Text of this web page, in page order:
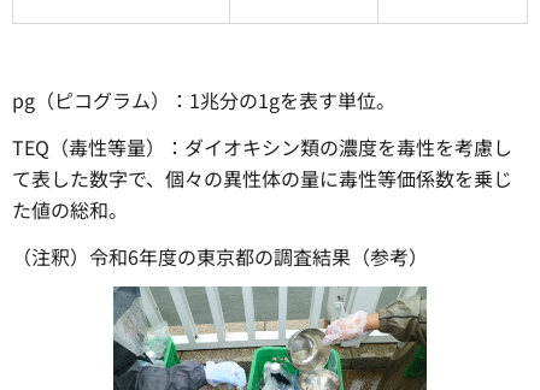
pg（ピコグラム）：1兆分の1gを表す単位。
TEQ（毒性等量）：ダイオキシン類の濃度を毒性を考慮し
て表した数字で、個々の異性体の量に毒性等価係数を乗じ
た値の総和。
（注釈）令和6年度の東京都の調査結果（参考）